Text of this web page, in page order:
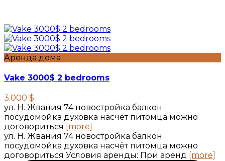
Аренда дома
Vake 3000$ 2 bedrooms
3.000 $
ул. Н. Жвания 74 новостройка балкон
посудомойка духовка насчёт питомца можно
договориться
[more]
ул. Н. Жвания 74 новостройка балкон
посудомойка духовка насчёт питомца можно
договориться Условия аренды: При аренд [more]